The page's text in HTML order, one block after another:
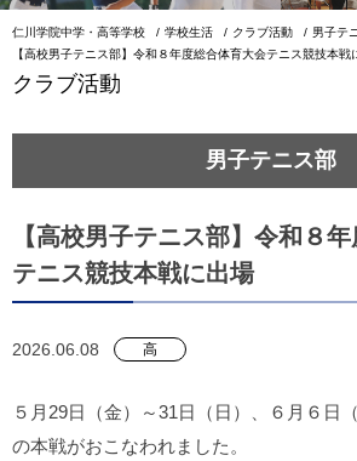
仁川学院中学・高等学校 学校生活 クラブ活動
男子テ
【高校男子テニス部】令和８年度総合体育大会テニス競技本戦
クラブ活動
男子テニス部
【高校男子テニス部】令和８
テニス競技本戦に出場
2026.06.08 高
５月29日（金）～31日（日）、６月６日
の本戦がおこなわれました。